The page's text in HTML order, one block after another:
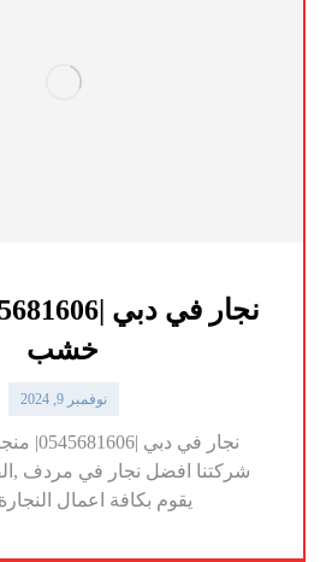
خشب
نوفمبر 9, 2024
نجار
شركتنا افضل نجار في مردف
يقوم بكافة اعمال